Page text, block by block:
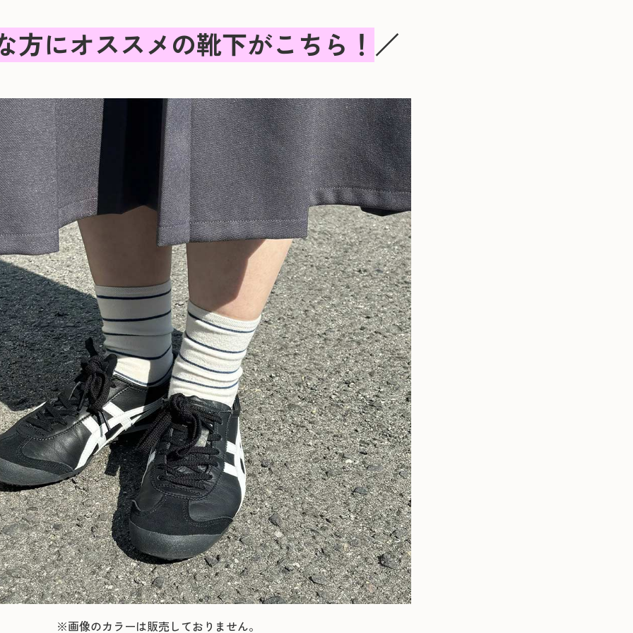
方にオススメの靴下がこちら！ ／
※画像のカラーは販売しておりません。